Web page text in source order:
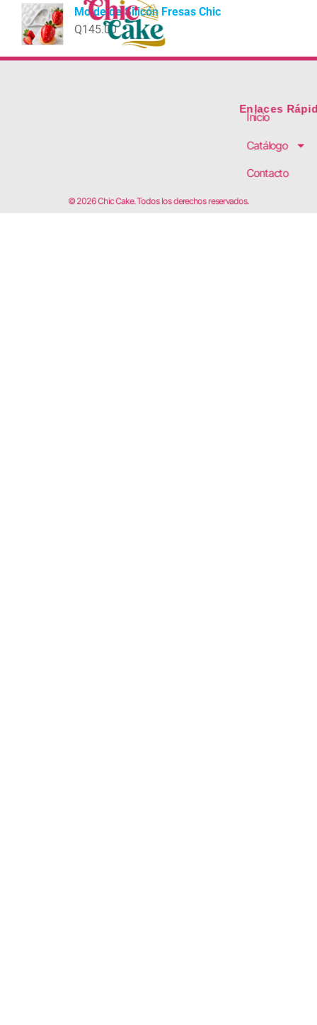
Molde de Silicón Fresas Chic
Q145.00
Enlaces
Inicio
Catálogo
Contacto
© 2026 Chic Cake. Todos los derechos reservados.